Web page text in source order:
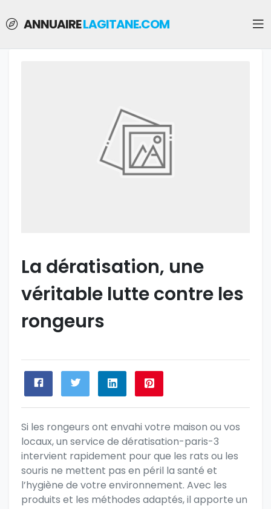
ANNUAIRELAGITANE.COM
La dératisation, une
véritable lutte contre les
rongeurs
Si les rongeurs ont envahi votre maison ou vos
locaux, un service de dératisation-paris-3
intervient rapidement pour que les rats ou les
souris ne mettent pas en péril la santé et
l’hygiène de votre environnement. Avec les
produits et les méthodes adaptés, il apporte un